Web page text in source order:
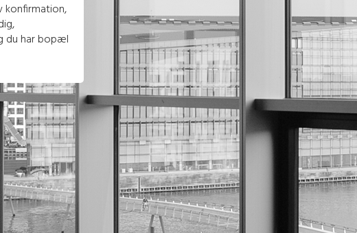
konfirmation,
du har bopæl